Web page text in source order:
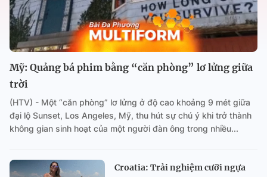
Mỹ: Quảng bá phim bằng “căn phòng” lơ lửng giữa
trời
(HTV) - Một “căn phòng” lơ lửng ở độ cao khoảng 9 mét giữa
đại lộ Sunset, Los Angeles, Mỹ, thu hút sự chú ý khi trở thành
không gian sinh hoạt của một người đàn ông trong nhiều...
Croatia: Trải nghiệm cưỡi ngựa